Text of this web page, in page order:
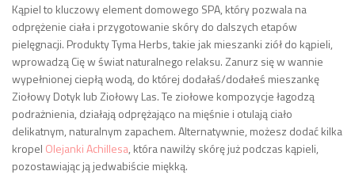
Kąpiel to kluczowy element domowego SPA, który pozwala na
odprężenie ciała i przygotowanie skóry do dalszych etapów
pielęgnacji. Produkty Tyma Herbs, takie jak mieszanki ziół do kąpieli,
wprowadzą Cię w świat naturalnego relaksu. Zanurz się w wannie
wypełnionej ciepłą wodą, do której dodałaś/dodałeś mieszankę
Ziołowy Dotyk lub Ziołowy Las. Te ziołowe kompozycje łagodzą
podrażnienia, działają odprężająco na mięśnie i otulają ciało
delikatnym, naturalnym zapachem. Alternatywnie, możesz dodać kilka
kropel Olejanki Achillesa, która nawilży skórę już podczas kąpieli,
pozostawiając ją jedwabiście miękką.